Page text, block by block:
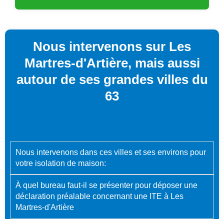
Nous intervenons sur Les
Martres-d'Artière, mais aussi
autour de ses grandes villes du
63
Nous intervenons dans ces villes et ses environs pour
votre isolation de maison:
À quel bureau faut-il se présenter pour déposer une
déclaration préalable concernant une ITE à Les
Martres-d'Artière